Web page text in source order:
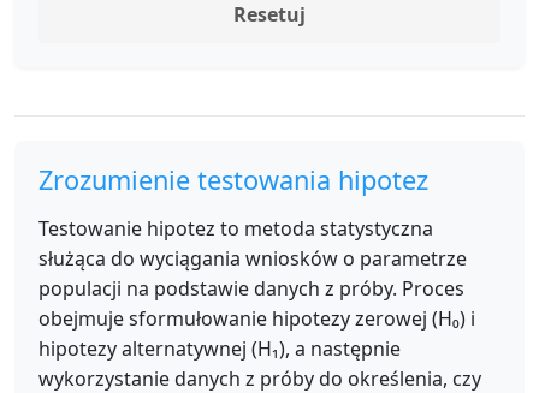
Resetuj
Zrozumienie testowania hipotez
Testowanie hipotez to metoda statystyczna
służąca do wyciągania wniosków o parametrze
populacji na podstawie danych z próby. Proces
obejmuje sformułowanie hipotezy zerowej (H₀) i
hipotezy alternatywnej (H₁), a następnie
wykorzystanie danych z próby do określenia, czy